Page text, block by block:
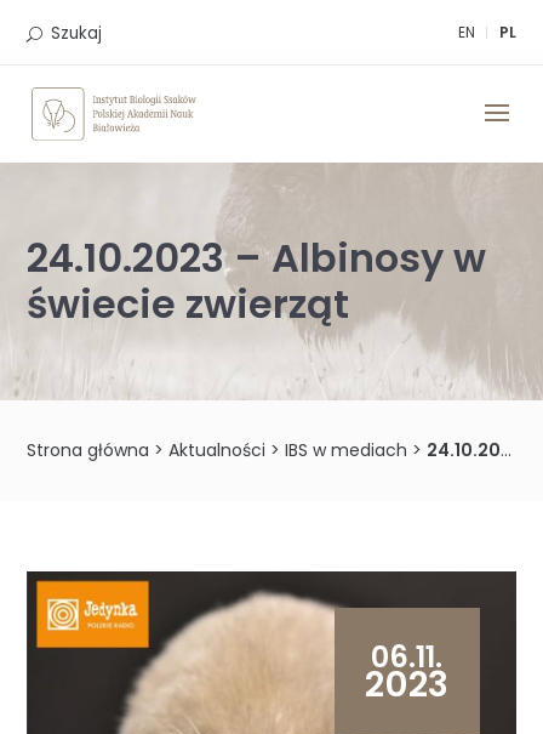
EN PL
Szukaj
24.10.2023 – Albinosy w
świecie zwierząt
Strona główna >Aktualności >IBS w mediach > 24.10.2023 – Albinosy w świecie zwierząt
06.11.
2023